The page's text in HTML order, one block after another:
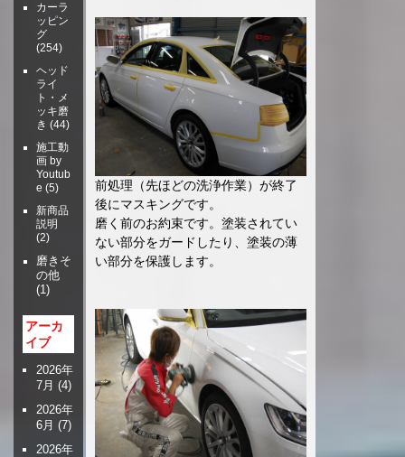
前処理（先ほどの洗浄作業）が終了
後にマスキングです。
磨く前のお約束です。塗装されてい
ない部分をガードしたり、塗装の薄
い部分を保護します。
カーラ
ッピン
グ
(254)
ヘッド
ライ
ト・メ
ッキ磨
き (44)
施工動
画 by
Youtub
e (5)
新商品
説明
(2)
磨きそ
の他
(1)
アーカ
イブ
2026年
7月 (4)
2026年
6月 (7)
2026年